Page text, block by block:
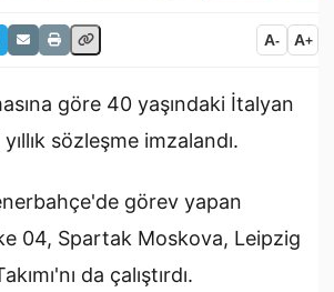
A- A+
göre 40 yaşındaki İtalyan
yıllık sözleşme imzalandı.
görev yapan
04, Spartak Moskova, Leipzig
da çalıştırdı.